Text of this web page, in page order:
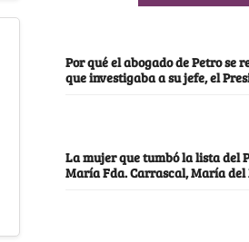
Por qué el abogado de Petro se
que investigaba a su jefe, el
La mujer que tumbó la lista del
María Fda. Carrascal, María